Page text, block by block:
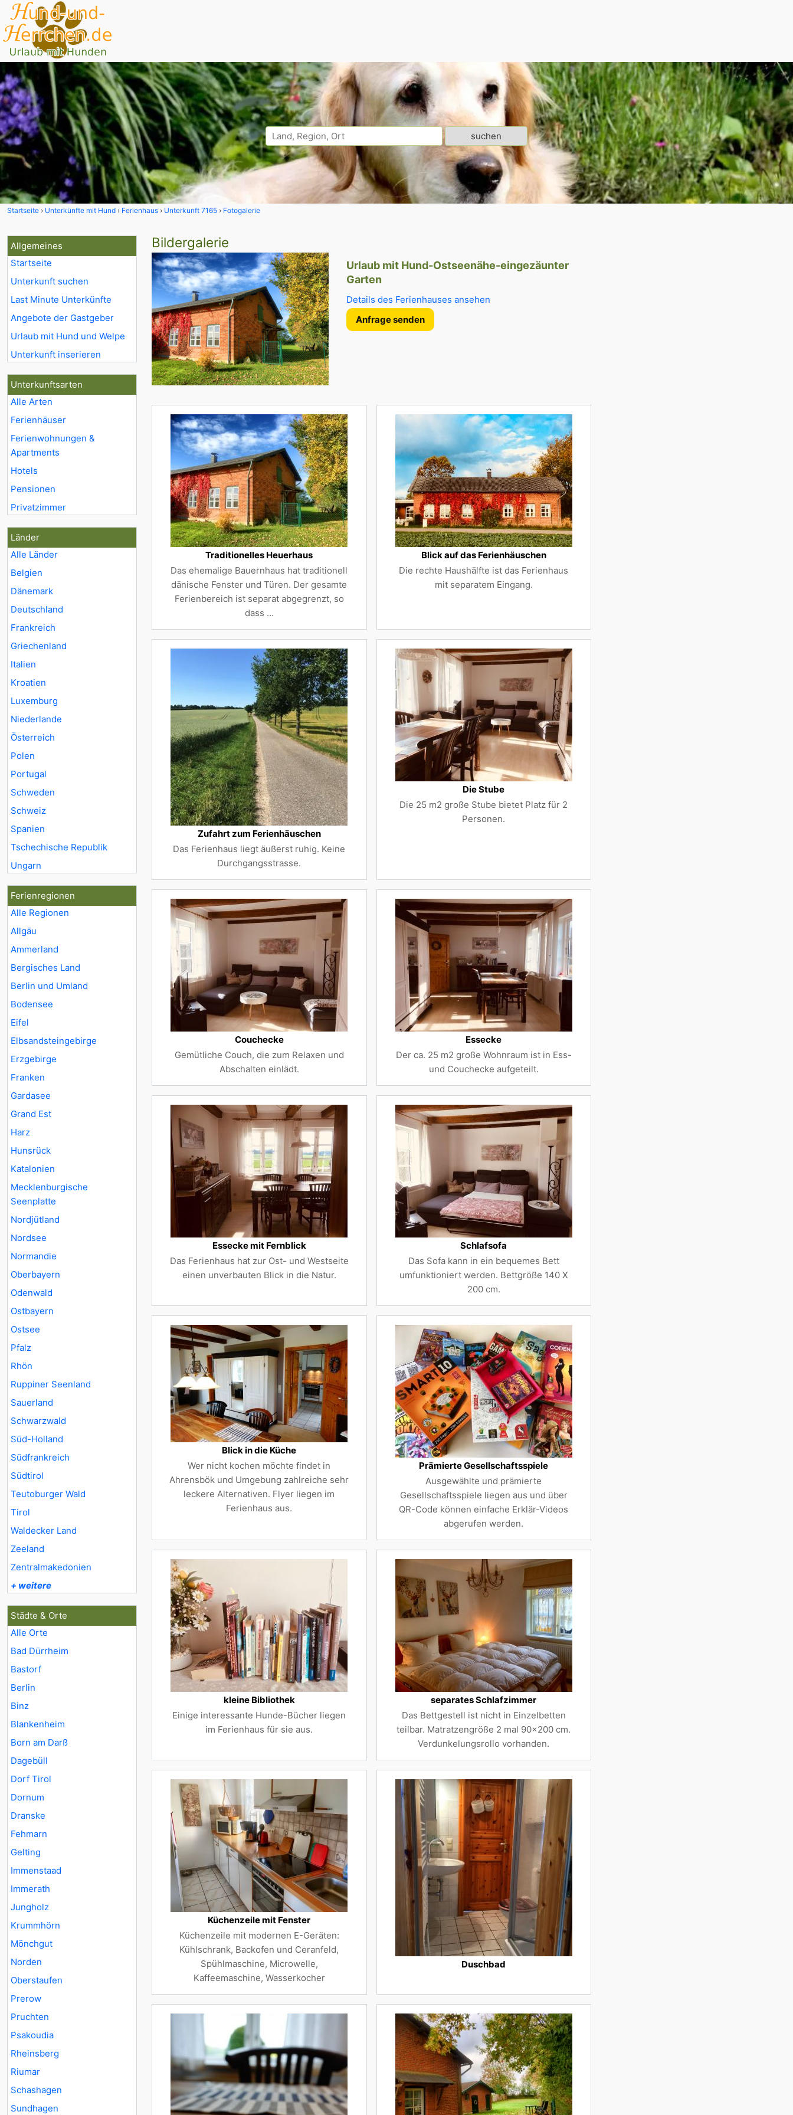
Startseite Unterkünfte mit Hund Ferienhaus Unterkunft 7165 Fotogalerie
Allgemeines
Startseite
Unterkunft suchen
Last Minute Unterkünfte
Angebote der Gastgeber
Urlaub mit Hund und Welpe
Unterkunft inserieren
Unterkunftsarten
Alle Arten
Ferienhäuser
Ferienwohnungen &
Apartments
Hotels
Pensionen
Privatzimmer
Länder
Alle Länder
Belgien
Dänemark
Deutschland
Frankreich
Griechenland
Italien
Kroatien
Luxemburg
Niederlande
Österreich
Polen
Portugal
Schweden
Schweiz
Spanien
Tschechische Republik
Ungarn
Ferienregionen
Alle Regionen
Allgäu
Ammerland
Bergisches Land
Berlin und Umland
Bodensee
Eifel
Elbsandsteingebirge
Erzgebirge
Franken
Gardasee
Grand Est
Harz
Hunsrück
Katalonien
Mecklenburgische
Seenplatte
Nordjütland
Nordsee
Normandie
Oberbayern
Odenwald
Ostbayern
Ostsee
Pfalz
Rhön
Ruppiner Seenland
Sauerland
Schwarzwald
Süd-Holland
Südfrankreich
Südtirol
Teutoburger Wald
Tirol
Waldecker Land
Zeeland
Zentralmakedonien
+ weitere
Städte & Orte
Alle Orte
Bad Dürrheim
Bastorf
Berlin
Binz
Blankenheim
Born am Darß
Dagebüll
Dorf Tirol
Dornum
Dranske
Fehmarn
Gelting
Immenstaad
Immerath
Jungholz
Krummhörn
Mönchgut
Norden
Oberstaufen
Prerow
Pruchten
Psakoudia
Rheinsberg
Riumar
Schashagen
Sundhagen
Bildergalerie
Urlaub mit Hund-Ostseenähe-eingezäunter
Garten
Details des Ferienhauses ansehen
Anfrage senden
Traditionelles Heuerhaus
Das ehemalige Bauernhaus hat traditionell
dänische Fenster und Türen. Der gesamte
Ferienbereich ist separat abgegrenzt, so
dass …
Blick auf das Ferienhäuschen
Die rechte Haushälfte ist das Ferienhaus
mit separatem Eingang.
Zufahrt zum Ferienhäuschen
Das Ferienhaus liegt äußerst ruhig. Keine
Durchgangsstrasse.
Die Stube
Die 25 m2 große Stube bietet Platz für 2
Personen.
Couchecke
Gemütliche Couch, die zum Relaxen und
Abschalten einlädt.
Essecke
Der ca. 25 m2 große Wohnraum ist in Ess-
und Couchecke aufgeteilt.
Essecke mit Fernblick
Das Ferienhaus hat zur Ost- und Westseite
einen unverbauten Blick in die Natur.
Schlafsofa
Das Sofa kann in ein bequemes Bett
umfunktioniert werden. Bettgröße 140 X
200 cm.
Blick in die Küche
Wer nicht kochen möchte findet in
Ahrensbök und Umgebung zahlreiche sehr
leckere Alternativen. Flyer liegen im
Ferienhaus aus.
Prämierte Gesellschaftsspiele
Ausgewählte und prämierte
Gesellschaftsspiele liegen aus und über
QR-Code können einfache Erklär-Videos
abgerufen werden.
kleine Bibliothek
Einige interessante Hunde-Bücher liegen
im Ferienhaus für sie aus.
separates Schlafzimmer
Das Bettgestell ist nicht in Einzelbetten
teilbar. Matratzengröße 2 mal 90x200 cm.
Verdunkelungsrollo vorhanden.
Küchenzeile mit Fenster
Küchenzeile mit modernen E-Geräten:
Kühlschrank, Backofen und Ceranfeld,
Spühlmaschine, Microwelle,
Kaffeemaschine, Wasserkocher
Duschbad